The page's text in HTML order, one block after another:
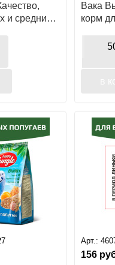
и средних
Вака
корм
Арт.:
156